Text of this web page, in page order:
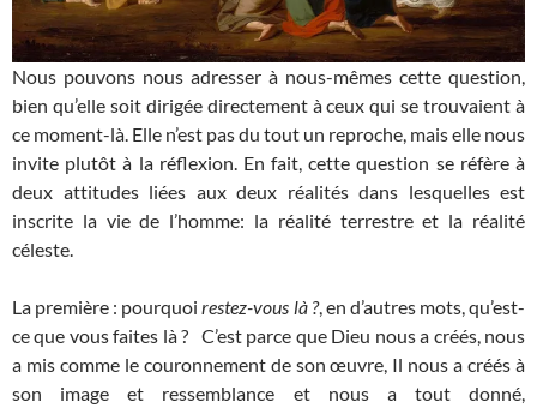
Nous pouvons nous adresser à nous-mêmes cette question,
bien qu’elle soit dirigée directement à ceux qui se trouvaient à
ce moment-là. Elle n’est pas du tout un reproche, mais elle nous
invite plutôt à la réflexion. En fait, cette question se réfère à
deux attitudes liées aux deux réalités dans lesquelles est
inscrite la vie de l’homme: la réalité terrestre et la réalité
céleste.
La première : pourquoi restez-vous là ?, en d’autres mots, qu’est-
ce que vous faites là ? C’est parce que Dieu nous a créés, nous
a mis comme le couronnement de son œuvre, Il nous a créés à
son image et ressemblance et nous a tout donné,